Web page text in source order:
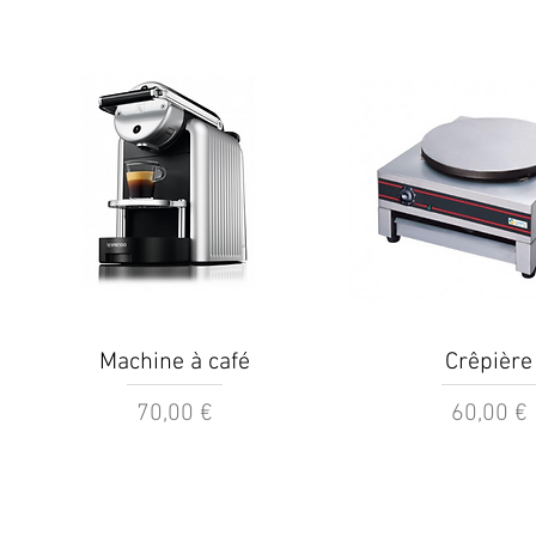
Aperçu rapide
Machine à café
Prix
70,00 €
Aperçu
Crêpière
Prix
60,00 €